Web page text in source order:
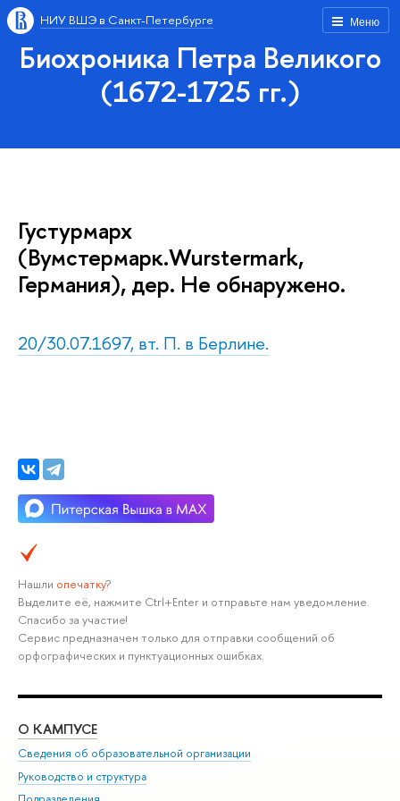
Меню
НИУ ВШЭ в Санкт-Петербурге
Биохроника Петра Великого
(1672-1725 гг.)
Густурмарх
(Вумстермарк.Wurstermark,
Германия), дер. Не обнаружено.
20/30.07.1697, вт. П. в Берлине.
Нашли опечатку?
Выделите её, нажмите Ctrl+Enter и отправьте нам уведомление.
Спасибо за участие!
Сервис предназначен только для отправки сообщений об
орфографических и пунктуационных ошибках.
О КАМПУСЕ
Сведения об образовательной организации
Руководство и структура